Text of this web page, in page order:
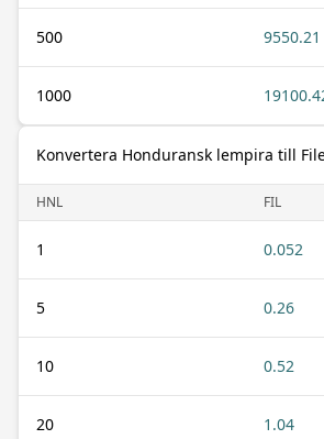
500 9550.21
1000
Konvertera Honduransk lempira till
HNL FIL
1 0.052
5 0.26
10 0.52
20 1.04